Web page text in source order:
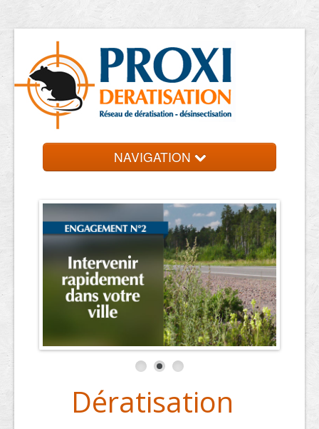
NAVIGATION
Les entreprises
Contact et devis
Dératisation